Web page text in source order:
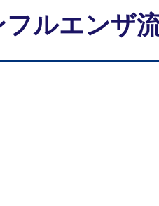
フルエンザ